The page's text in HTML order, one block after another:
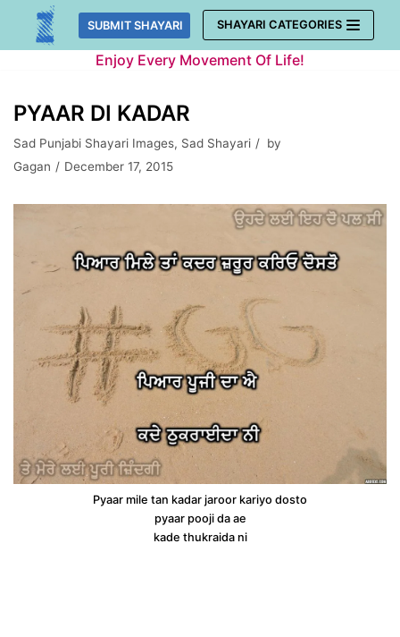
Skip
SUBMIT SHAYARI SHAYARI CATEGORIES
Enjoy Every Movement Of Life!
PYAAR DI KADAR
Sad Punjabi Shayari Images, Sad Shayari
by
Gagan
December 17, 2015
Pyaar mile tan kadar jaroor kariyo dosto
pyaar pooji da ae
kade thukraida ni